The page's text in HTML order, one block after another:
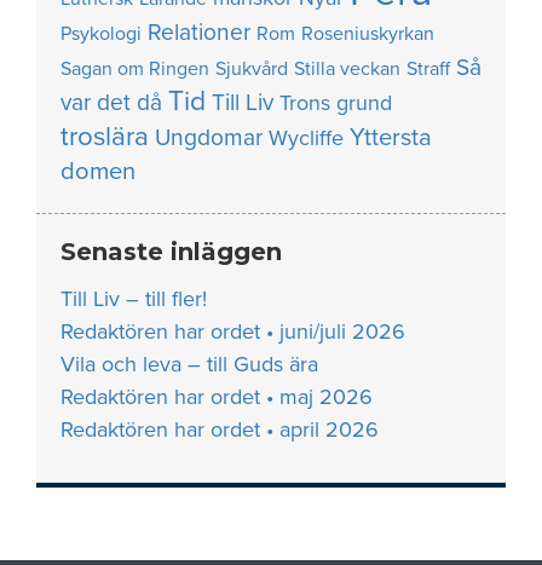
Psykologi Relationer Rom Roseniuskyrkan
Sagan om Ringen Sjukvård Stilla veckan Straff Så
var det då Tid Till Liv Trons grund
troslära Ungdomar Wycliffe Yttersta
domen
Senaste inläggen
Till Liv – till fler!
Redaktören har ordet • juni/juli 2026
Vila och leva – till Guds ära
Redaktören har ordet • maj 2026
Redaktören har ordet • april 2026